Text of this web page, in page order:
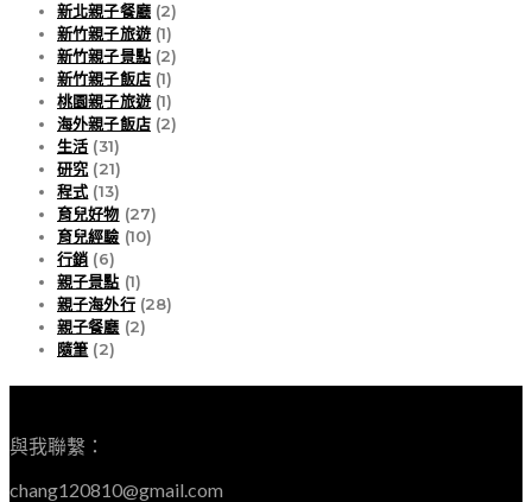
新北親子餐廳(2)
新竹親子旅遊(1)
新竹親子景點(2)
新竹親子飯店(1)
桃園親子旅遊(1)
海外親子飯店(2)
生活 (31)
研究 (21)
程式 (13)
育兒好物 (27)
育兒經驗 (10)
行銷 (6)
親子景點 (1)
親子海外行(28)
親子餐廳 (2)
隨筆 (2)
與我聯繫：
chang120810@gmail.com